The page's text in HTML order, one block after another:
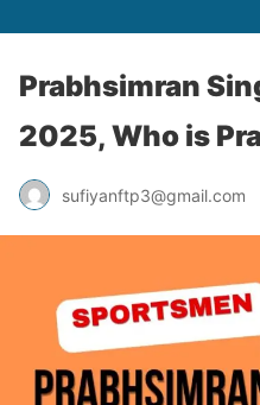
Prabhsimran
2025, Who is
sufiyanftp3@gmail.com